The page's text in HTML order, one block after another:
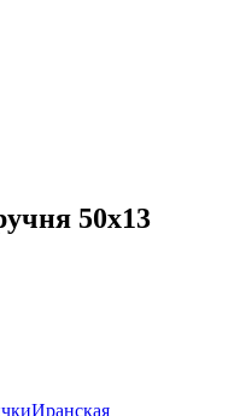
50х13
Иранская